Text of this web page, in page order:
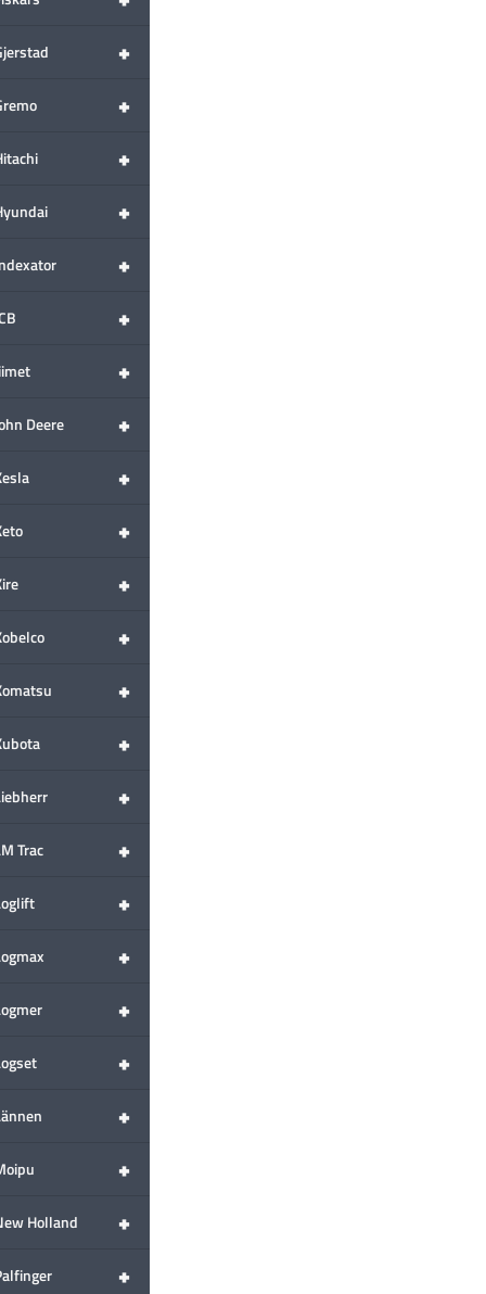
+
+
+
+
+
+
+
+
Deere
+
+
+
+
+
+
+
+
Trac
+
+
+
+
+
+
+
Holland
+